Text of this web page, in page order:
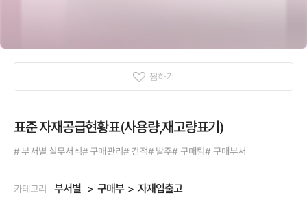
찜하기
표준 자재공급현황표(사용량,재고량표기)
# 부서별 실무서식# 구매관리# 견적# 발주# 구매팀# 구매부서
카테고리 부서별 구매부 자재입출고